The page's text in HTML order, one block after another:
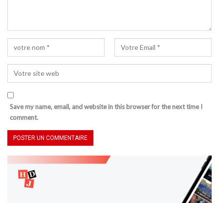
Save my name, email, and website in this browser for the next time I
comment.